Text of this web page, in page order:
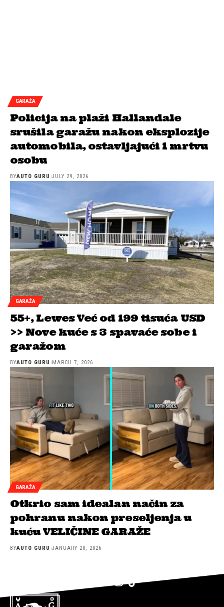
GARAŽA
Policija na plaži Hallandale
srušila garažu nakon eksplozije
automobila, ostavljajući 1 mrtvu
osobu
BYAUTO GURU JULY 29, 2026
GARAŽA
55+, Lewes Već od 199 tisuća USD
>> Nove kuće s 3 spavaće sobe i
garažom
BYAUTO GURU MARCH 7, 2026
GARAŽA
Otkrio sam idealan način za
pohranu nakon preseljenja u
kuću VELIČINE GARAŽE
BYAUTO GURU JANUARY 20, 2026